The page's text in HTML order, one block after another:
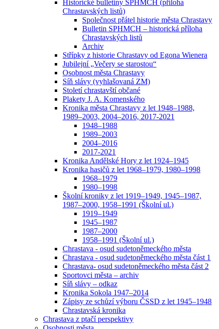
Historické bulletiny SPHMCH (příloha
Chrastavských listů)
Společnost přátel historie města Chrastavy
Bulletin SPHMCH – historická příloha
Chrastavských listů
Archiv
Střípky z historie Chrastavy od Egona Wienera
Jubilejní „Večery se starostou“
Osobnost města Chrastavy
Síň slávy (vyhlašovaná ZM)
Století chrastavští občané
Plakety J. A. Komenského
Kronika města Chrastavy z let 1948–1988,
1989–2003, 2004–2016, 2017-2021
1948–1988
1989–2003
2004–2016
2017-2021
Kronika Andělské Hory z let 1924–1945
Kronika hasičů z let 1968–1979, 1980–1998
1968–1979
1980–1998
Školní kroniky z let 1919–1949, 1945–1987,
1987–2000, 1958–1991 (Školní ul.)
1919–1949
1945–1987
1987–2000
1958–1991 (Školní ul.)
Chrastava - osud sudetoněmeckého města
Chrastava - osud sudetoněmeckého města část 1
Chrastava- osud sudetoněmeckého města část 2
Sportovci města – archiv
Síň slávy – odkaz
Kronika Sokola 1947–2014
Zápisy ze schůzí výboru ČSSD z let 1945–1948
Chrastavská kronika
Chrastava z ptačí perspektivy